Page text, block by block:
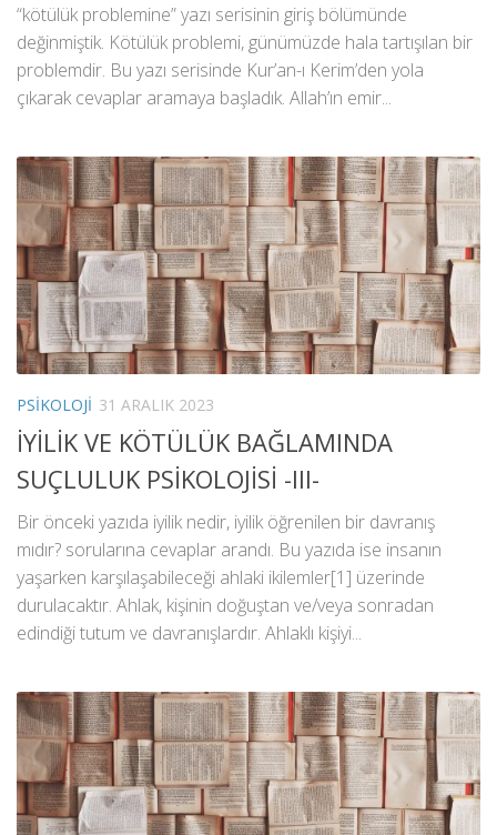
“kötülük problemine” yazı serisinin giriş bölümünde
değinmiştik. Kötülük problemi, günümüzde hala tartışılan bir
problemdir. Bu yazı serisinde Kur’an-ı Kerim’den yola
çıkarak cevaplar aramaya başladık. Allah’ın emir...
PSIKOLOJI 31 ARALIK 2023
İYİLİK VE KÖTÜLÜK BAĞLAMINDA
SUÇLULUK PSİKOLOJİSİ -III-
Bir önceki yazıda iyilik nedir, iyilik öğrenilen bir davranış
mıdır? sorularına cevaplar arandı. Bu yazıda ise insanın
yaşarken karşılaşabileceği ahlaki ikilemler[1] üzerinde
durulacaktır. Ahlak, kişinin doğuştan ve/veya sonradan
edindiği tutum ve davranışlardır. Ahlaklı kişiyi...